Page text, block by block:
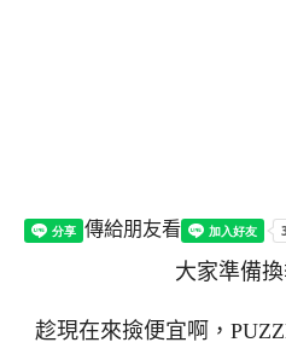
傳給朋友看
大家準備
趁現在來撿便宜啊，